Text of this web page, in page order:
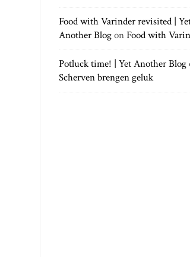
Food with Varinder revisited |
Another BlogonFood with
Potluck time! | Yet Another Blog
Scherven brengen geluk